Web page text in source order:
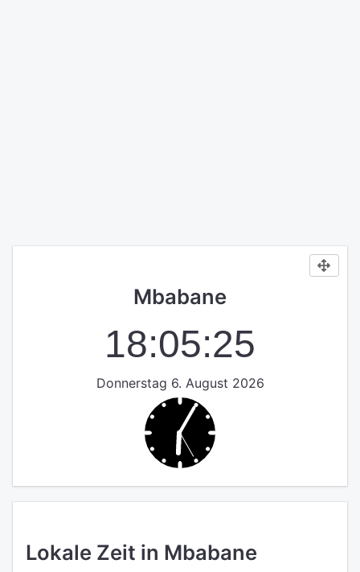
Mbabane
18:05:25
Donnerstag 6. August 2026
Lokale Zeit in Mbabane